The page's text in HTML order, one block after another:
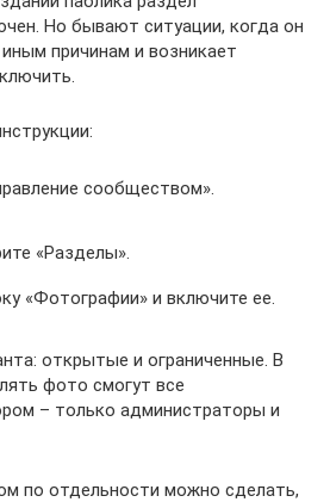
Но бывают ситуации, когда он
причинам и возникает
сообществом».
«Разделы».
«Фотографии» и включите ее.
открытые и ограниченные. В
фото смогут все
– только администраторы и
по отдельности можно сделать,